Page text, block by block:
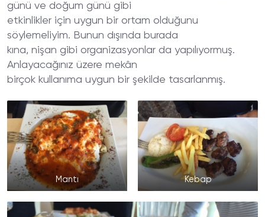
günü ve doğum günü gibi
etkinlikler için uygun bir ortam olduğunu
söylemeliyim. Bunun dışında burada
kına, nişan gibi organizasyonlar da yapılıyormuş.
Anlayacağınız üzere mekân
birçok kullanıma uygun bir şekilde tasarlanmış.
Mantı Kebap